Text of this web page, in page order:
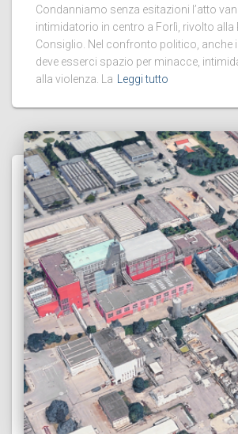
Condanniamo senza esitazioni l’atto
intimidatorio in centro a Forlì, rivolto alla
Consiglio. Nel confronto politico, anche
deve esserci spazio per minacce,
alla violenza. La
Leggi tutto